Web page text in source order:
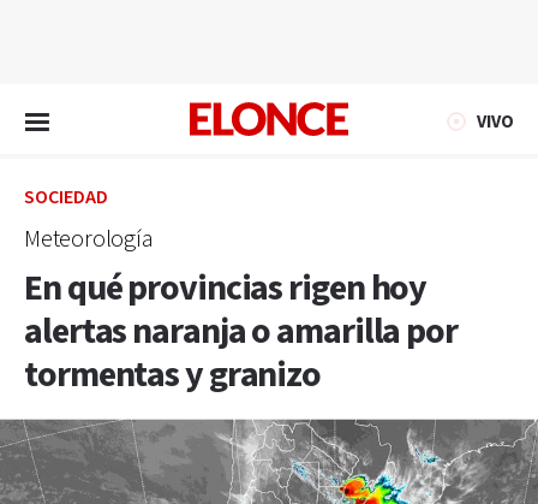
VIVO
SOCIEDAD
Meteorología
En qué provincias rigen hoy
alertas naranja o amarilla por
tormentas y granizo